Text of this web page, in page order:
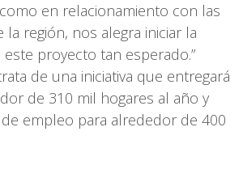
en relacionamiento con las
región, nos alegra iniciar la
proyecto tan esperado.”
de una iniciativa que entregará
de 310 mil hogares al año y
empleo para alrededor de 400